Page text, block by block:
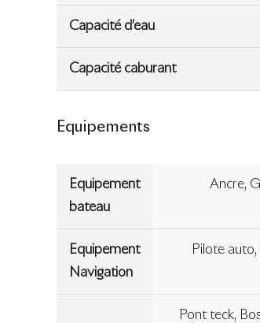
Capacité d’eau
Capacité caburant
Equipements
Equipement
bateau
Ancre,
Equipement
Navigation
Pilote
Pont teck,